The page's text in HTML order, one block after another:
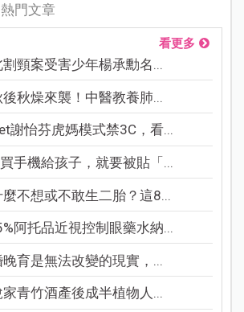
熱門文章
看更多
割頸案受害少年楊承勳名...
後秋燥來襲！中醫教養肺...
謝怡芬虎媽模式禁3C，看...
手機給孩子，就要被貼「...
不想或不敢生二胎？這8...
阿托品近視控制眼藥水納...
晚育是無法改變的現實，...
青竹酒產後成半植物人...